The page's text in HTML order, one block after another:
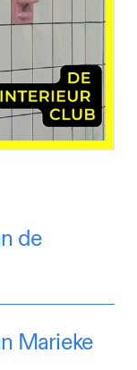
de
Marieke